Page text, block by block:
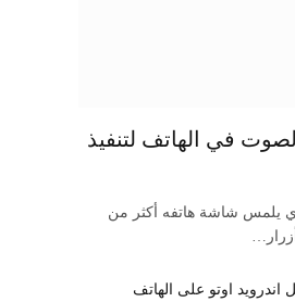
في الهاتف لتنفيذ
يلمس شاشة هاتفه أكثر من
اندرويد اوتو على الهاتف